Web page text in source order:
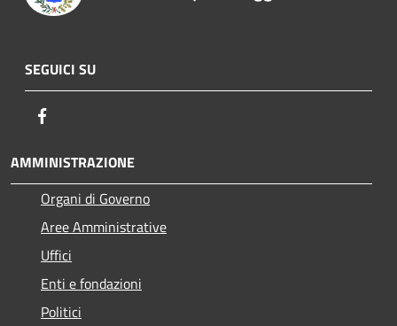
SEGUICI SU
AMMINISTRAZIONE
Organi di Governo
Aree Amministrative
Uffici
Enti e fondazioni
Politici